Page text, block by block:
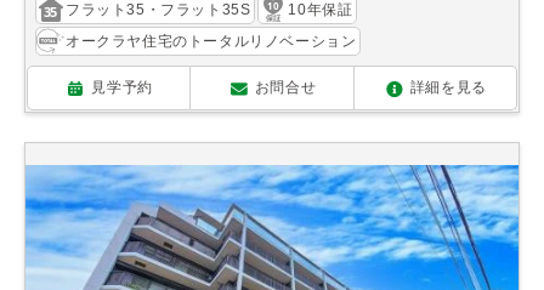
フラット35・フラット35S
10年保証
オークラヤ住宅のトータルリノベーション
見学予約 お問合せ 詳細を見る